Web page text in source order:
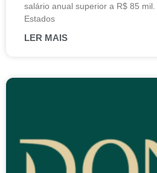
salário anual superior a R$ 85
Estados
LER MAIS